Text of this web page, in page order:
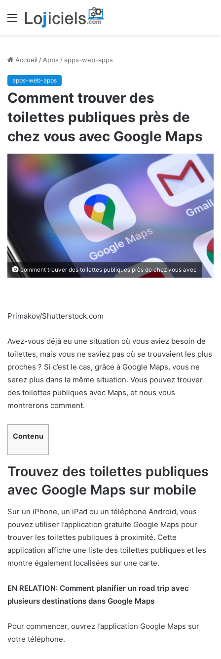
Menu
Accueil / Apps /apps-web-apps
apps-web-apps
Comment trouver des
toilettes publiques près de
chez vous avec Google Maps
comment trouver des toilettes publiques près de chez vous avec
Primakov/Shutterstock.com
Avez-vous déjà eu une situation où vous aviez besoin de
toilettes, mais vous ne saviez pas où se trouvaient les plus
proches ? Si c’est le cas, grâce à Google Maps, vous ne
serez plus dans la même situation. Vous pouvez trouver
des toilettes publiques avec Maps, et nous vous
montrerons comment.
Contenu
Trouvez des toilettes publiques
avec Google Maps sur mobile
Sur un iPhone, un iPad ou un téléphone Android, vous
pouvez utiliser l’application gratuite Google Maps pour
trouver les toilettes publiques à proximité. Cette
application affiche une liste des toilettes publiques et les
montre également localisées sur une carte.
EN RELATION: Comment planifier un road trip avec
plusieurs destinations dans Google Maps
Pour commencer, ouvrez l’application Google Maps sur
votre téléphone.